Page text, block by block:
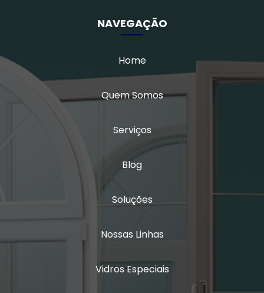
Vidro duplo insulado
Vidro laminado triplo
Vidro multilaminado acústico
Vidro quádruplo
NAVEGAÇÃO
Home
Quem Somos
Serviços
Blog
Soluções
Nossas Linhas
Vidros Especiais